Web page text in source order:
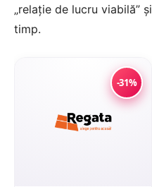
„relație de lucru viabilă”
timp.
-31%